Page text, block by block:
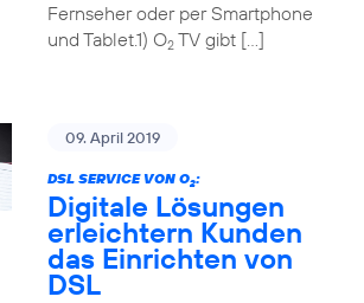
Fernseher oder per Smartphone
und Tablet.1) O2TV gibt […]
09. April 2019
DSL SERVICE VON O2:
Digitale Lösungen
erleichtern Kunden
das Einrichten von
DSL